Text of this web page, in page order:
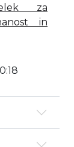
za
in